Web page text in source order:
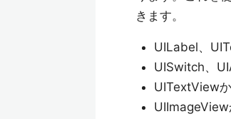
きます。
UILabel、
UISwitch、
UITextView